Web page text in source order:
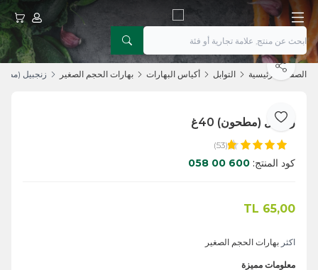
حسابيعربتي
الصفحة الرئيسية التوابل أكياس البهارات بهارات الحجم الصغير زنجبيل
أضف إلى المفضلة
يشارك
زنجبيل (مطحون) 40غ
(53)
كود المنتج: 600 00 058
65,00
اكثر بهارات الحجم الصغير
معلومات مميزة